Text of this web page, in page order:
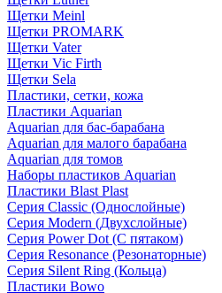
Щетки Meinl
Щетки PROMARK
Щетки Vater
Щетки Vic Firth
Щетки Sela
Пластики, сетки, кожа
Пластики Aquarian
Aquarian для бас-барабана
Aquarian для малого барабана
Aquarian для томов
Наборы пластиков Aquarian
Пластики Blast Plast
Серия Classic (Однослойные)
Серия Modern (Двухслойные)
Серия Power Dot (С пятаком)
Серия Resonance (Резонаторные)
Серия Silent Ring (Кольца)
Пластики Bowo